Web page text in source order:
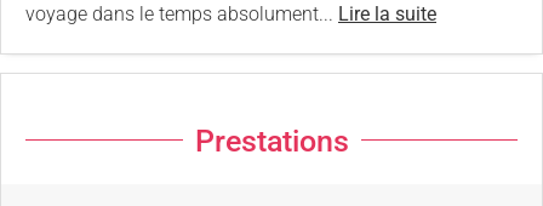
voyage dans le temps absolument... Lire la suite
Prestations